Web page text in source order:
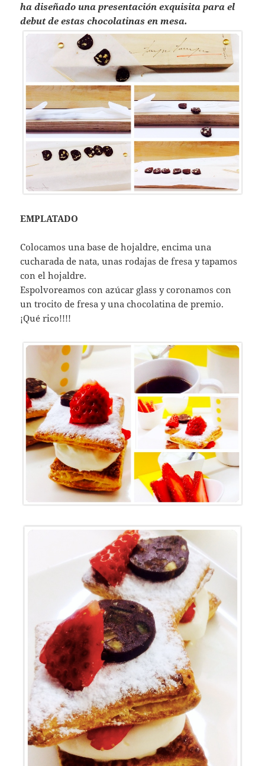
ha diseñado una presentación exquisita para el
debut de estas chocolatinas en mesa.
EMPLATADO
Colocamos una base de hojaldre, encima una
cucharada de nata, unas rodajas de fresa y tapamos
con el hojaldre.
Espolvoreamos con azúcar glass y coronamos con
un trocito de fresa y una chocolatina de premio.
¡Qué rico!!!!